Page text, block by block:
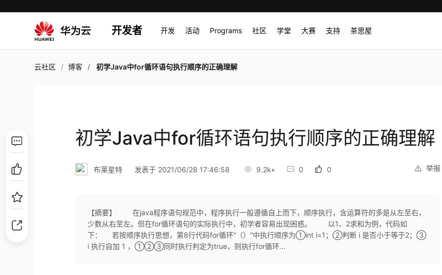
开发者 开发 活动 Programs 社区 学堂 大赛 支持 茶思屋
云社区 博客 初学Java中for循环语句执行顺序的正确理解
初学Java中for循环语句执行顺序的正确理解
举报
布莱星特 发表于 2021/06/28 17:46:58 9.2k+ 0 0
【摘要】 在java程序语句规范中，程序执行一般遵循自上而下，顺序执行，含运算符的多是从左至右，
少数从右至左。但在for循环语句的实际执行中，初学者容易出现困惑。 以1、2求和为例，代码如
下： 若按顺序执行思想，第8行代码for循环“（）”中执行顺序为①int i=1；②判断 i 是否小于等于2；③
i 执行自加 1 ，①②③同时执行判定为true，则执行for循环...